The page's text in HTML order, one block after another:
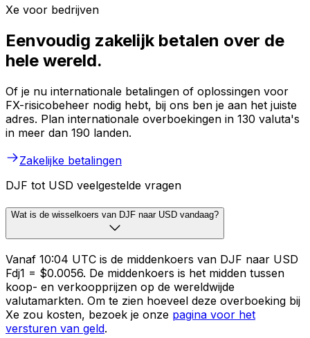
Xe voor bedrijven
Eenvoudig zakelijk betalen over de
hele wereld.
Of je nu internationale betalingen of oplossingen voor
FX-risicobeheer nodig hebt, bij ons ben je aan het juiste
adres. Plan internationale overboekingen in 130 valuta's
in meer dan 190 landen.
Zakelijke betalingen
DJF tot USD veelgestelde vragen
Wat is de wisselkoers van DJF naar USD vandaag?
Vanaf 10:04 UTC is de middenkoers van DJF naar USD
Fdj1 = $0.0056. De middenkoers is het midden tussen
koop- en verkoopprijzen op de wereldwijde
valutamarkten. Om te zien hoeveel deze overboeking bij
Xe zou kosten, bezoek je onze pagina voor het
versturen van geld.